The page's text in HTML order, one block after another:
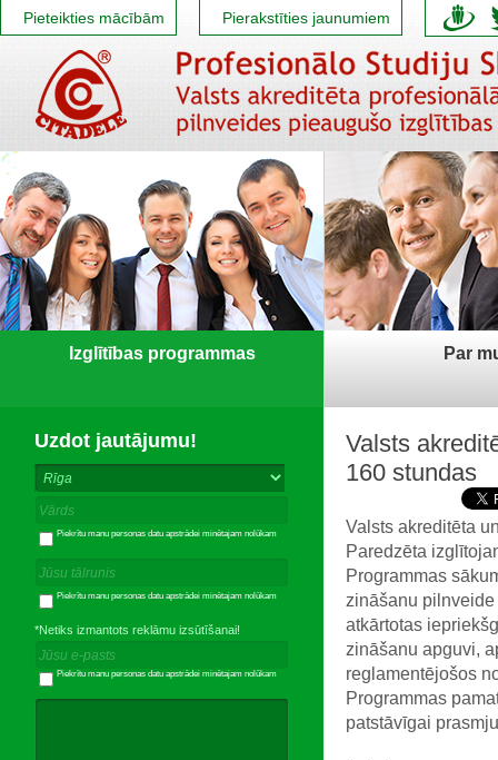
Pieteikties mācībām Pierakstīties jaunumiem
Izglītības programmas Par
Uzdot jautājumu!
Piekrītu manu personas datu apstrādei minētajam nolūkam
Piekrītu manu personas datu apstrādei minētajam nolūkam
*Netiks izmantots reklāmu izsūtīšanai!
Piekrītu manu personas datu apstrādei minētajam nolūkam
Valsts
160 stundas
Valsts akreditēta
Paredzēta
Programmas
zināšanu
atkārtotas
zināšanu apguvi,
reglamentējošos
Programmas
patstāvīgai